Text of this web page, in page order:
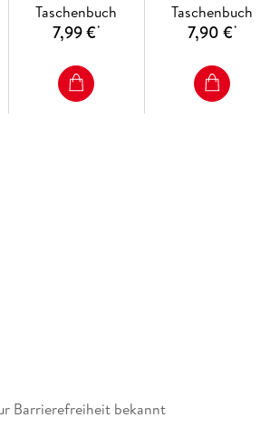
Taschenbuch
7,99 €*
Taschenbuch
7,90 €*
Barrierefreiheit bekannt